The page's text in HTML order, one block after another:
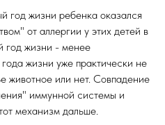
год жизни ребенка оказался
от аллергии у этих детей в
год жизни - менее
жизни уже практически не
животное или нет. Совпадение
иммунной системы и
механизм дальше.